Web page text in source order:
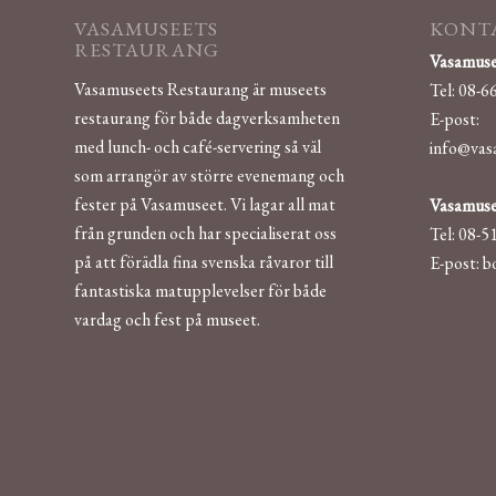
VASAMUSEETS
RESTAURANG
Vasamuseets Restaurang är museets
restaurang för både dagverksamheten
med lunch- och café-servering så väl
som arrangör av större evenemang och
fester på Vasamuseet. Vi lagar all mat
från grunden och har specialiserat oss
på att förädla fina svenska råvaror till
fantastiska matupplevelser för både
vardag och fest på museet.
Tel: 08-
E-post:
Tel: 08-
E-post: